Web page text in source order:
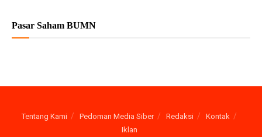
Pasar Saham BUMN
Tentang Kami Pedoman Media Siber Redaksi
Kontak
Iklan